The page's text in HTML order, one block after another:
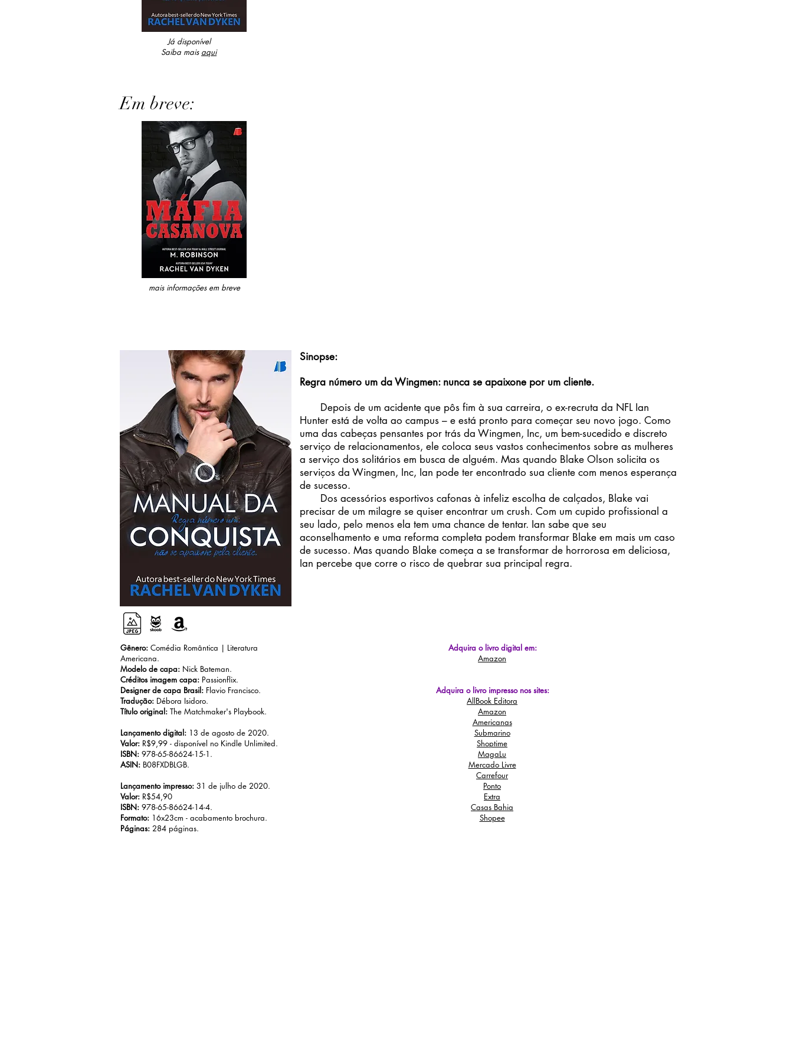
Já disponível
Saiba mais aqui
Em breve:
mais informações em breve
Sinopse:
Regra número um da Wingmen: nunca se apaixone por um cliente.
Depois de um acidente que pôs fim à sua carreira, o ex-recruta da NFL Ian
Hunter está de volta ao campus – e está pronto para começar seu novo jogo. Como
uma das cabeças pensantes por trás da Wingmen, Inc, um bem-sucedido e discreto
serviço de relacionamentos, ele coloca seus vastos conhecimentos sobre as mulheres
a serviço dos solitários em busca de alguém. Mas quando Blake Olson solicita os
serviços da Wingmen, Inc, Ian pode ter encontrado sua cliente com menos esperança
de sucesso.
Dos acessórios esportivos cafonas à infeliz escolha de calçados, Blake vai
precisar de um milagre se quiser encontrar um crush. Com um cupido profissional a
seu lado, pelo menos ela tem uma chance de tentar. Ian sabe que seu
aconselhamento e uma reforma completa podem transformar Blake em mais um caso
de sucesso. Mas quando Blake começa a se transformar de horrorosa em deliciosa,
Ian percebe que corre o risco de quebrar sua principal regra.
Gênero: Comédia Romântica | Literatura
Americana.
Modelo de capa: Nick Bateman.
Créditos imagem capa: Passionflix.
Designer de capa Brasil: Flavio Francisco.
Tradução: Débora Isidoro.
Título original: The Matchmaker's Playbook.
Lançamento digital: 13 de agosto de 2020.
Valor: R$9,99 - disponível no Kindle Unlimited.
ISBN: 978-65-86624-15-1.
ASIN: B08FXDBLGB.
Lançamento impresso: 31 de julho de 2020.
Valor: R$54,90
ISBN: 978-65-86624-14-4.
Formato: 16x23cm - acabamento brochura.
Páginas: 284 páginas.
Adquira o livro digital em:
Amazon
Adquira o livro impresso nos sites:
AllBook Editora
Amazon
Americanas
Submarino
Shoptime
MagaLu
Mercado Livre
Carrefour
Ponto
Extra
Casas Bahia
Shopee